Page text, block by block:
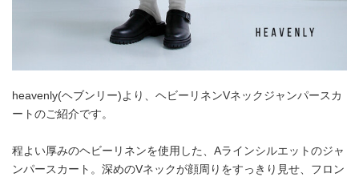
heavenly(ヘブンリー)より、ヘビーリネンVネックジャンパースカ
ートのご紹介です。
程よい厚みのヘビーリネンを使用した、Aラインシルエットのジャ
ンパースカート。深めのVネックが顔周りをすっきり見せ、フロン